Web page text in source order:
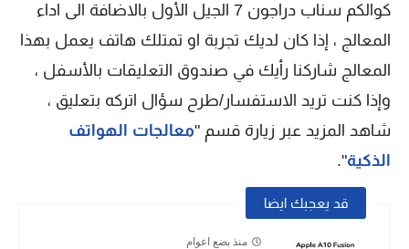
كوالكم سناب دراجون 7 الجيل الأول بالاضافة الى اداء
المعالج ، إذا كان لديك تجربة او تمتلك هاتف يعمل بهذا
المعالج شاركنا رأيك في صندوق التعليقات بالأسفل ،
وإذا كنت تريد الاستفسار/طرح سؤال اتركه بتعليق ،
شاهد المزيد عبر زيارة قسم "معالجات الهواتف
الذكية".
قد يعجبك ايضا
منذ بضع اعوام